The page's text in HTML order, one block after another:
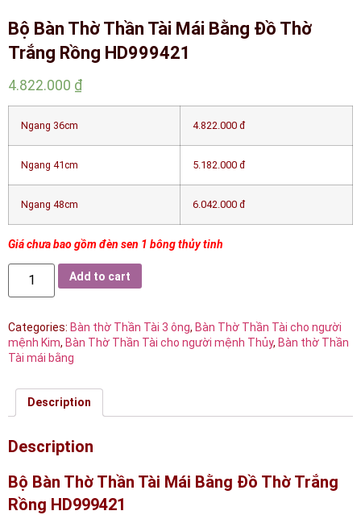
Bộ Bàn Thờ Thần Tài Mái Bằng Đồ Thờ
Trắng Rồng HD999421
4.822.000 ₫
Ngang 36cm 4.822.000 đ
Ngang 41cm 5.182.000 đ
Ngang 48cm 6.042.000 đ
Giá chưa bao gồm đèn sen 1 bông thủy tinh
Add to cart
Categories: Bàn thờ Thần Tài 3 ông, Bàn Thờ Thần Tài cho người
mệnh Kim, Bàn Thờ Thần Tài cho người mệnh Thủy, Bàn thờ Thần
Tài mái bằng
Description
Description
Bộ Bàn Thờ Thần Tài Mái Bằng Đồ Thờ Trắng
Rồng HD999421